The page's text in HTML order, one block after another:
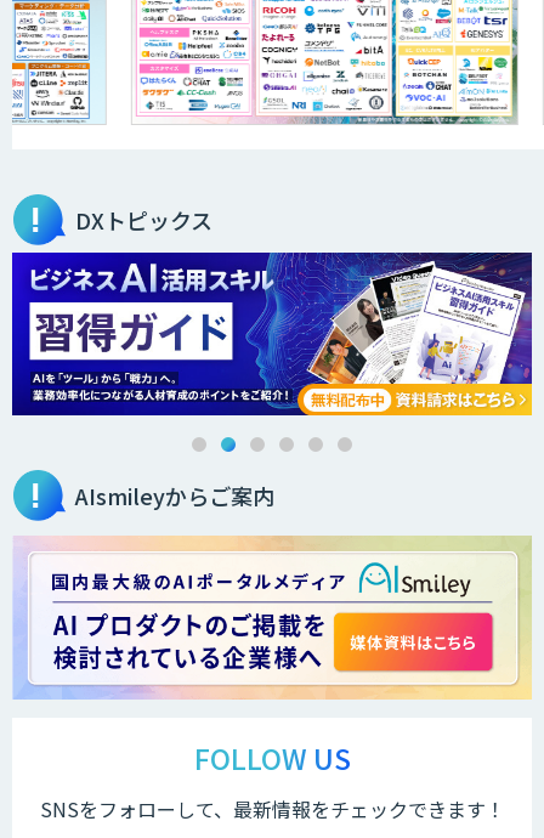
DXトピックス
AIsmileyからご案内
FOLLOW US
SNSをフォローして、最新情報をチェックできます！